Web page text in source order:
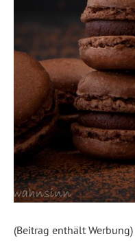
(Beitrag enthält Werbung)